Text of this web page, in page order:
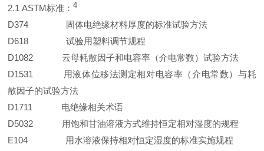
2.1 ASTM标准：4
D374 固体电绝缘材料厚度的标准试验方法
D618 试验用塑料调节规程
D1082 云母耗散因子和电容率（介电常数）试验方法
D1531 用液体位移法测定相对电容率（介电常数）与耗
散因子的试验方法
D1711 电绝缘相关术语
D5032 用饱和甘油溶液方式维持恒定相对湿度的规程
E104 用水溶液保持相对恒定湿度的标准实施规程